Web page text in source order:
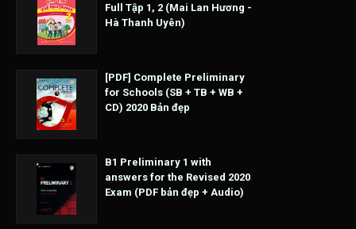
Full Tập 1, 2 (Mai Lan Hương -
Hà Thanh Uyên)
[PDF] Complete Preliminary
for Schools (SB + TB + WB +
CD) 2020 Bản đẹp
B1 Preliminary 1 with
answers for the Revised 2020
Exam (PDF bản đẹp + Audio)